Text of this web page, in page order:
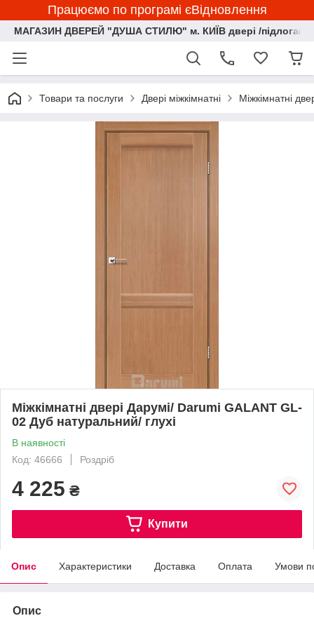
Працюємо по програмі єВідновлення
МАГАЗИН ДВЕРЕЙ "ДУША СТИЛЮ" м. КИЇВ двері /підлога/
Товари та послуги Двері міжкімнатні Міжкімнатні
Міжкімнатні двері Дарумі/ Darumi GALANT GL-
02 Дуб натуральний/ глухі
В наявності
Код: 46666
Роздріб
4 225 ₴
Купити
Опис Характеристики Доставка Оплата Умови
Опис